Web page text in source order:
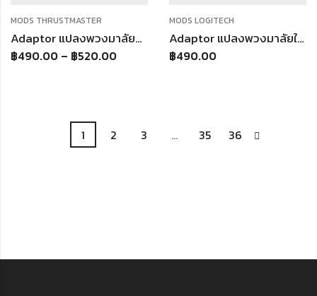
MODS THRUSTMASTER
Adaptor แปลงพวงมาลัยแบบใช้ปุ่มเดิม Thrustmaster T300
฿490.00 – ฿520.00
MODS LOGITECH
Adaptor แปลงพวงมาลัยใส่พวงมาลัยจริง Logitech G25 G27 G29 G920 สามารถใส่พวงมาลัยได้ทุกรุ่น
฿490.00
1 2 3 … 35 36